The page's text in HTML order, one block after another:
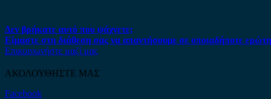
Δεν βρήκατε αυτό που ψάχνετε;
Είμαστε στη διάθεση σας να απαντήσουμε σε οποιαδήποτε
Επικοινωνήστε μαζί μας
ΑΚΟΛΟΥΘΗΣΤΕ ΜΑΣ
Facebook